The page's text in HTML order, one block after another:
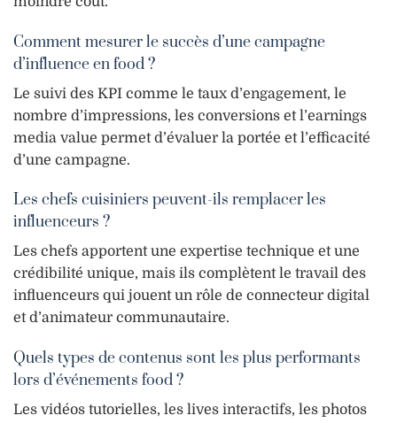
Comment mesurer le succès d’une campagne
d’influence en food ?
Le suivi des KPI comme le taux d’engagement, le
nombre d’impressions, les conversions et l’earnings
media value permet d’évaluer la portée et l’efficacité
d’une campagne.
Les chefs cuisiniers peuvent-ils remplacer les
influenceurs ?
Les chefs apportent une expertise technique et une
crédibilité unique, mais ils complètent le travail des
influenceurs qui jouent un rôle de connecteur digital
et d’animateur communautaire.
Quels types de contenus sont les plus performants
lors d’événements food ?
Les vidéos tutorielles, les lives interactifs, les photos